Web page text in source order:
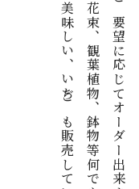
ご要望に応じてオーダー出来ます。
花束
、
観葉植物
、
美味しい
、